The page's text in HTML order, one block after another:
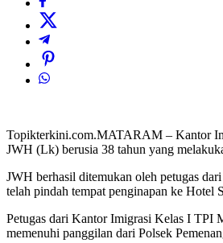
Topikterkini.com.MATARAM – Kantor
JWH (Lk) berusia 38 tahun yang
JWH berhasil ditemukan oleh petugas
telah pindah tempat penginapan ke Hotel
Petugas dari Kantor Imigrasi Kelas I TPI
memenuhi panggilan dari Polsek